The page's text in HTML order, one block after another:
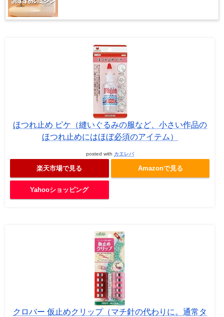
ほつれ止め ピケ（縫いぐるみの服など、小さい作品の
ほつれ止めにはほぼ必須のアイテム）
posted with カエレバ
楽天市場で見る Amazonで見る
Yahooショッピング
クロバー 仮止めクリップ（マチ針の代わりに。通常タ